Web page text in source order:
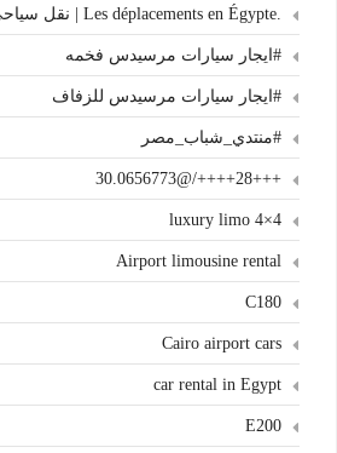
#ايجار سيارات مرسيدس فخمه
#ايجار سيارات مرسيدس للزفاف
#منتدي_شباب_مصر
+++28++++/@30.0656773
4×4 luxury limo
Airport limousine rental
C180
Cairo airport cars
car rental in Egypt
E200